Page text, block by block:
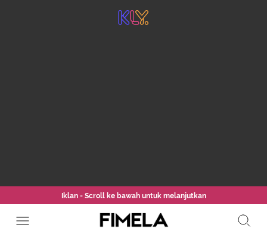
Iklan - Scroll ke bawah untuk melanjutkan